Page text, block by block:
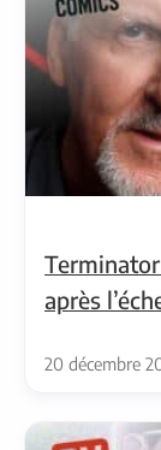
après
20 décembre